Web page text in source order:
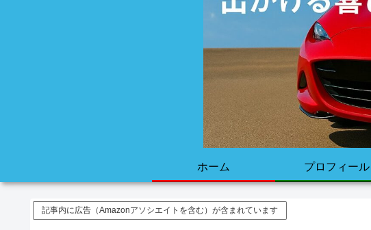
ホーム プロフィール
記事内に広告（Amazonアソシエイトを含む）が含まれています